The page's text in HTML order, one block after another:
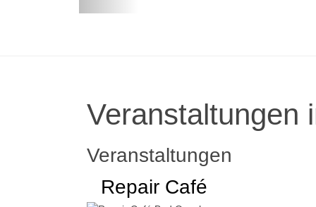
Veranstaltungen
Veranstaltungen
Repair Café